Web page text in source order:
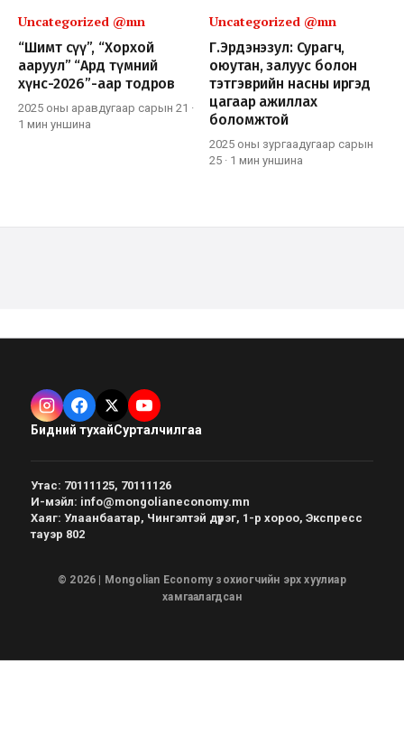
Uncategorized @mn
“Шимт сүү”, “Хорхой
ааруул” “Ард түмний
хүнс-2026”-аар тодров
2025 оны аравдугаар сарын 21 ·
1 мин уншина
Uncategorized @mn
Г.Эрдэнэзул: Сурагч,
оюутан, залуус болон
тэтгэврийн насны иргэд
цагаар ажиллах
боломжтой
2025 оны зургаадугаар сарын
25 · 1 мин уншина
Бидний тухайСурталчилгаа
Утас: 70111125, 70111126
И-мэйл: info@mongolianeconomy.mn
Хаяг: Улаанбаатар, Чингэлтэй дүүрэг, 1-р хороо, Экспресс
тауэр 802
© 2026 | Mongolian Economy зохиогчийн эрх хуулиар
хамгаалагдсан